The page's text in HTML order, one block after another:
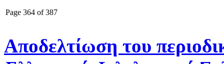
Page 364 of 387
Αποδελτίωση του